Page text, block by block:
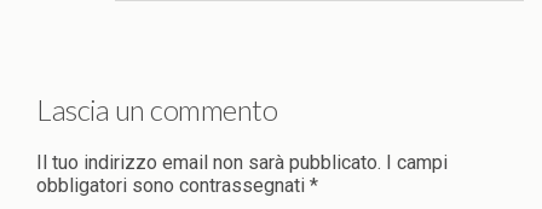
Lascia un commento
Il tuo indirizzo email non sarà pubblicato. I campi
obbligatori sono contrassegnati *